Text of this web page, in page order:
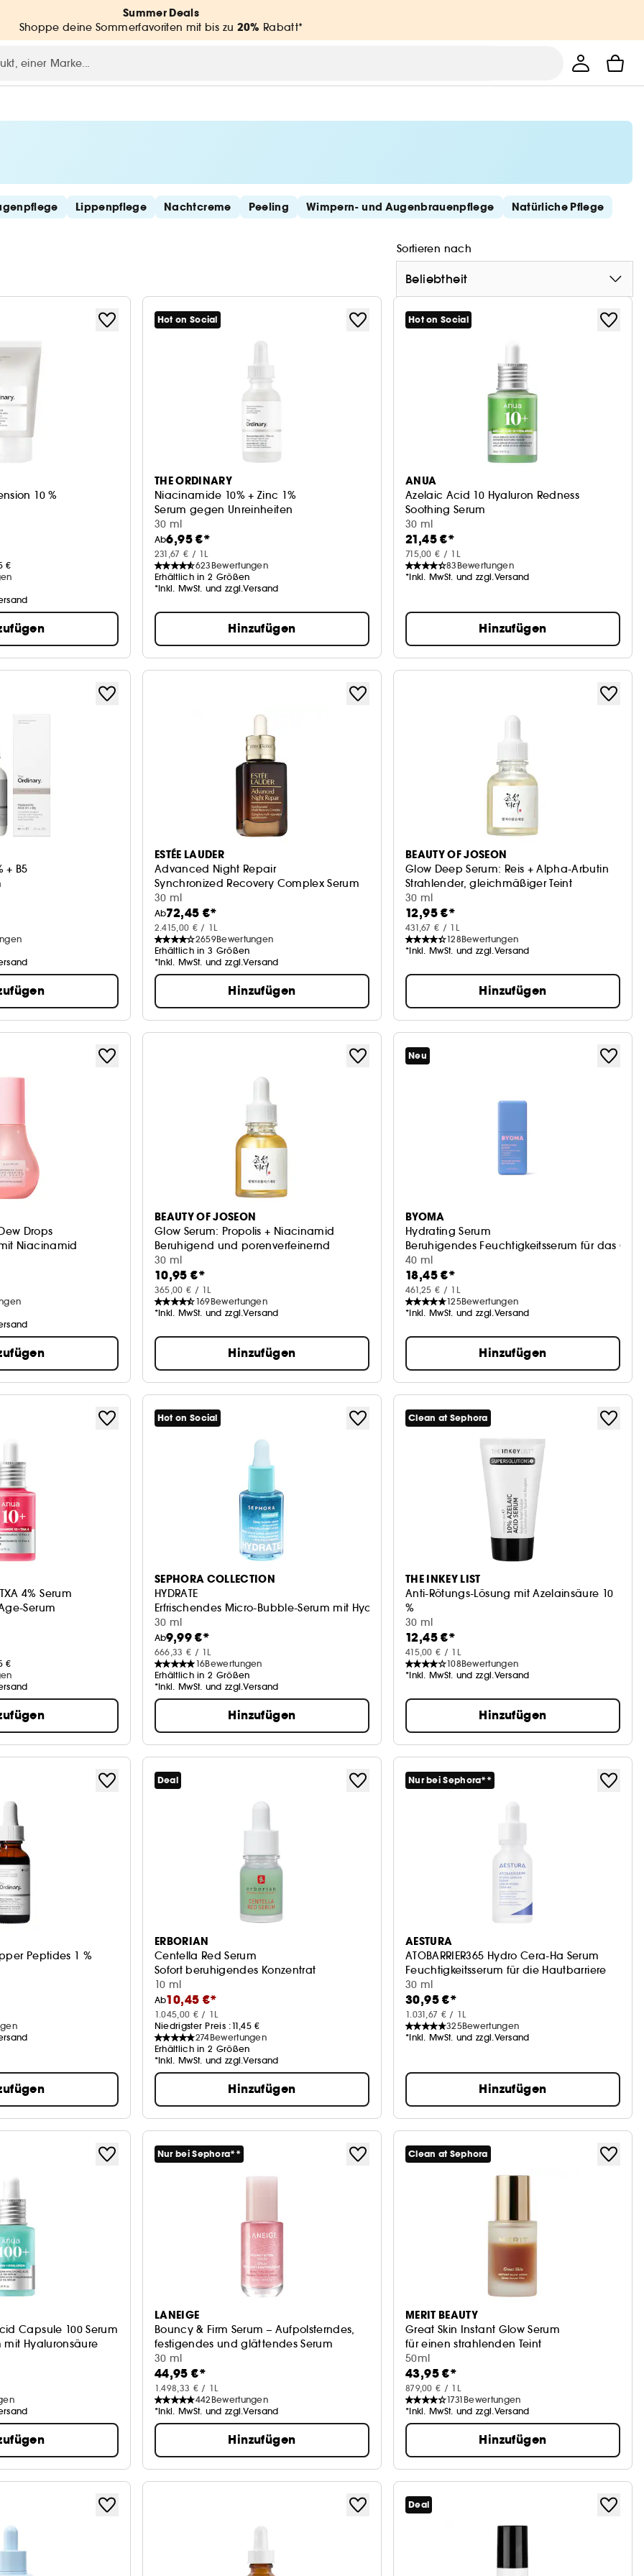
Summer Deals
Shoppe deine Sommerfavoriten mit bis zu 20% Rabatt*
Lippenpflege Nachtcreme Peeling Wimpern- und Augenbrauenpflege Natürliche Pflege
Sortieren nach
Beliebtheit
10 %
€
Hot on Social
THE ORDINARY
Niacinamide 10% + Zinc 1%
Serum gegen Unreinheiten
30 ml
Ab6,95 €*
231,67 € / 1L
623 Bewertungen
Erhältlich in 2 Größen
*Inkl. MwSt. und zzgl.Versand
Hinzufügen
Hot on Social
ANUA
Azelaic Acid 10 Hyaluron Redness
Soothing Serum
Serum gegen Unreinheiten
30 ml
21,45 €*
715,00 € / 1L
83 Bewertungen
*Inkl. MwSt. und zzgl.Versand
Hinzufügen
+ B5
ESTÉE LAUDER
Advanced Night Repair
Synchronized Recovery Complex Serum
30 ml
Ab72,45 €*
2.415,00 € / 1L
2659Bewertungen
Erhältlich in 3 Größen
*Inkl. MwSt. und zzgl.Versand
Hinzufügen
BEAUTY OF JOSEON
Glow Deep Serum: Reis + Alpha-Arbutin
Strahlender, gleichmäßiger Teint
30 ml
12,95 €*
431,67 € / 1L
128Bewertungen
*Inkl. MwSt. und zzgl.Versand
Hinzufügen
Drops
Niacinamid
BEAUTY OF JOSEON
Glow Serum: Propolis + Niacinamid
Beruhigend und porenverfeinernd
30 ml
10,95 €*
365,00 € / 1L
169Bewertungen
*Inkl. MwSt. und zzgl.Versand
Hinzufügen
Neu
BYOMA
Hydrating Serum
Beruhigendes Feuchtigkeitsserum für das
40 ml
18,45 €*
461,25 € / 1L
125Bewertungen
*Inkl. MwSt. und zzgl.Versand
Hinzufügen
4% Serum
Serum
€
Hot on Social
SEPHORA COLLECTION
HYDRATE
Erfrischendes Micro-Bubble-Serum mit Hyaluronsäure + Polyglutaminsäure
30 ml
Ab9,99 €*
666,33 € / 1L
16Bewertungen
Erhältlich in 2 Größen
*Inkl. MwSt. und zzgl.Versand
Hinzufügen
Clean at Sephora
THE INKEY LIST
Anti-Rötungs-Lösung mit Azelainsäure 10
%
Gesichtsserum
30 ml
12,45 €*
415,00 € / 1L
108Bewertungen
*Inkl. MwSt. und zzgl.Versand
Hinzufügen
Peptides 1 %
Deal
ERBORIAN
Centella Red Serum
Sofort beruhigendes Konzentrat
10 ml
Ab10,45 €*
1.045,00 € / 1L
Niedrigster Preis :11,45 €
274Bewertungen
Erhältlich in 2 Größen
*Inkl. MwSt. und zzgl.Versand
Hinzufügen
Nur bei Sephora**
AESTURA
ATOBARRIER365 Hydro Cera-Ha Serum
Feuchtigkeitsserum für die Hautbarriere
30 ml
30,95 €*
1.031,67 € / 1L
325Bewertungen
*Inkl. MwSt. und zzgl.Versand
Hinzufügen
Capsule 100 Serum
mit Hyaluronsäure
Nur bei Sephora**
LANEIGE
Bouncy & Firm Serum – Aufpolsterndes,
festigendes und glättendes Serum
30 ml
44,95 €*
1.498,33 € / 1L
442 Bewertungen
*Inkl. MwSt. und zzgl.Versand
Hinzufügen
Clean at Sephora
MERIT BEAUTY
Great Skin Instant Glow Serum
für einen strahlenden Teint
50ml
43,95 €*
879,00 € / 1L
1731 Bewertungen
*Inkl. MwSt. und zzgl.Versand
Hinzufügen
Deal